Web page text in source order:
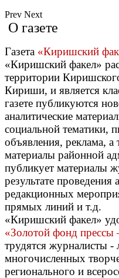
Prev Next
О газете
Газета «Киришский
«Киришский факел»
территории
Кириши, и является
газете публикуются
аналитические
социальной тематики,
объявления, реклама,
материалы районной
публикует материалы
результате
редакционных
прямых линий и т.д.
«Киришский факел»
«Золотой фонд прессы
трудятся журналисты -
многочисленных
регионального и